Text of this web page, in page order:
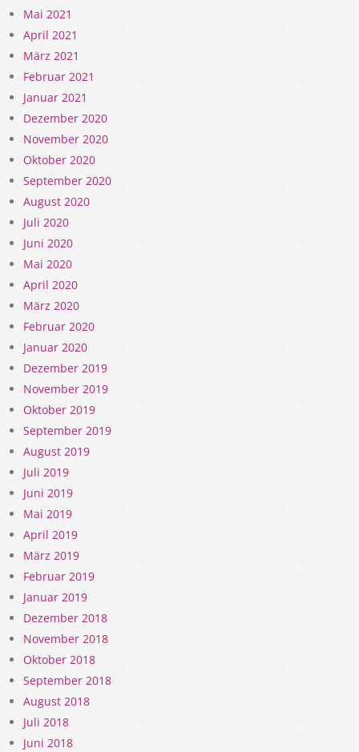
Mai 2021
April 2021
März 2021
Februar 2021
Januar 2021
Dezember 2020
November 2020
Oktober 2020
September 2020
August 2020
Juli 2020
Juni 2020
Mai 2020
April 2020
März 2020
Februar 2020
Januar 2020
Dezember 2019
November 2019
Oktober 2019
September 2019
August 2019
Juli 2019
Juni 2019
Mai 2019
April 2019
März 2019
Februar 2019
Januar 2019
Dezember 2018
November 2018
Oktober 2018
September 2018
August 2018
Juli 2018
Juni 2018